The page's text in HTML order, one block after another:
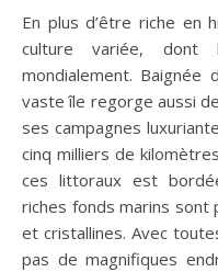
En plus d’être riche en histoire, Cuba possède aussi une
culture variée, dont
mondialement.
vaste île regorge aussi
ses campagnes
cinq milliers de
ces littoraux est
riches fonds marins sont
et cristallines. Avec
pas de magnifiques